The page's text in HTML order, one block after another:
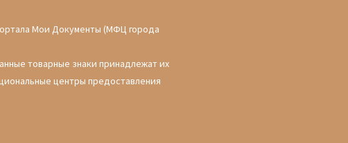
Мои Документы (МФЦ города
товарные знаки принадлежат их
центры предоставления